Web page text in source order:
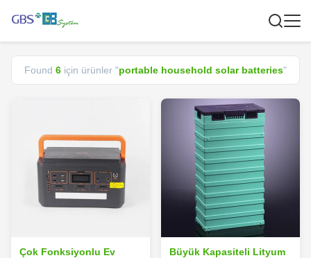
Found 6 için ürünler "portable household solar batteries"
Çok Fonksiyonlu Ev
Büyük Kapasiteli Lityum